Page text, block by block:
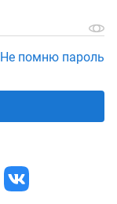
Не помню пароль